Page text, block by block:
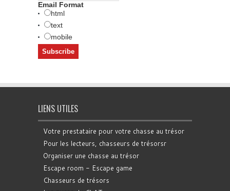
Email Format
html
text
mobile
LIENS UTILES
Votre prestataire pour votre chasse au trésor
Pour les lecteurs, chasseurs de trésorsr
Organiser une chasse au trésor
Escape room - Escape game
Chasseurs de trésors